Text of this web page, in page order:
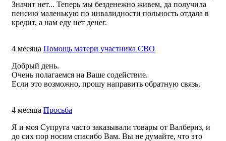
Значит нет... Теперь мы безденежно живем, да получила
пенсию маленькую по инвалидности польность отдала в
кредит, а нам еду нет денег.
4 месяца Помощь матери участника СВО
Добрый день.
Очень полагаемся на Ваше содействие.
Если это возможно, прошу направить обратную связь.
4 месяца Просьба
Я и моя Супруга часто заказывали товары от Валбериз, и
до сих пор носим спасибо Вам. Вы не думайте, что это